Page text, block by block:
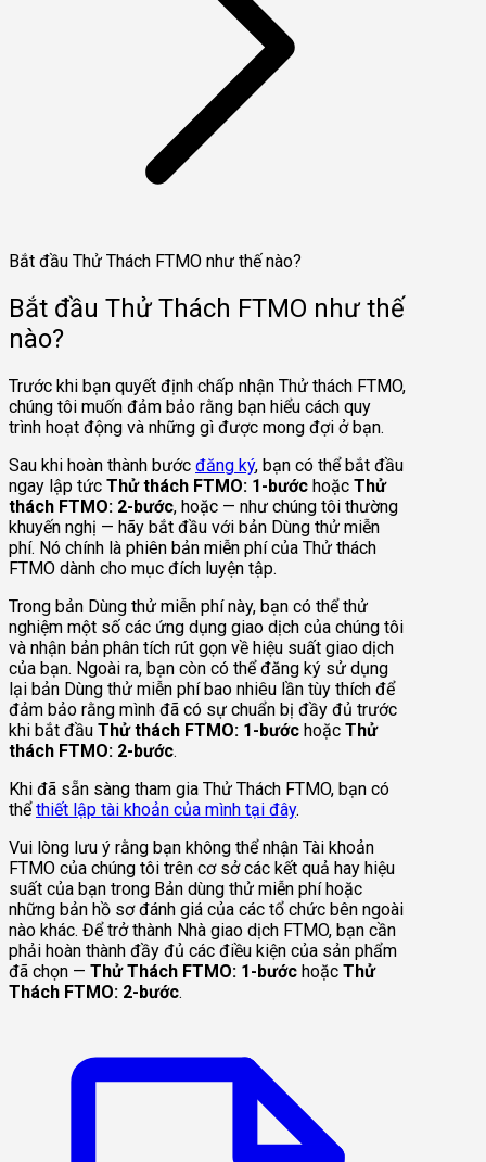
Bắt đầu Thử Thách FTMO như thế nào?
Bắt đầu Thử Thách FTMO như thế
nào?
Trước khi bạn quyết định chấp nhận Thử thách FTMO,
chúng tôi muốn đảm bảo rằng bạn hiểu cách quy
trình hoạt động và những gì được mong đợi ở bạn.
Sau khi hoàn thành bước đăng ký, bạn có thể bắt đầu
ngay lập tức Thử thách FTMO: 1-bước hoặc Thử
thách FTMO: 2-bước, hoặc — như chúng tôi thường
khuyến nghị — hãy bắt đầu với bản Dùng thử miễn
phí. Nó chính là phiên bản miễn phí của Thử thách
FTMO dành cho mục đích luyện tập.
Trong bản Dùng thử miễn phí này, bạn có thể thử
nghiệm một số các ứng dụng giao dịch của chúng tôi
và nhận bản phân tích rút gọn về hiệu suất giao dịch
của bạn. Ngoài ra, bạn còn có thể đăng ký sử dụng
lại bản Dùng thử miễn phí bao nhiêu lần tùy thích để
đảm bảo rằng mình đã có sự chuẩn bị đầy đủ trước
khi bắt đầu Thử thách FTMO: 1-bước hoặc Thử
thách FTMO: 2-bước.
Khi đã sẵn sàng tham gia Thử Thách FTMO, bạn có
thểthiết lập tài khoản của mình tại đây.
Vui lòng lưu ý rằng bạn không thể nhận Tài khoản
FTMO của chúng tôi trên cơ sở các kết quả hay hiệu
suất của bạn trong Bản dùng thử miễn phí hoặc
những bản hồ sơ đánh giá của các tổ chức bên ngoài
nào khác. Để trở thành Nhà giao dịch FTMO, bạn cần
phải hoàn thành đầy đủ các điều kiện của sản phẩm
đã chọn — Thử Thách FTMO: 1-bước hoặc Thử
Thách FTMO: 2-bước.